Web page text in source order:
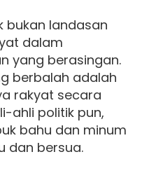
bukan landasan
dalam
yang berasingan.
berbalah adalah
rakyat secara
ahli politik pun,
bahu dan minum
dan bersua.